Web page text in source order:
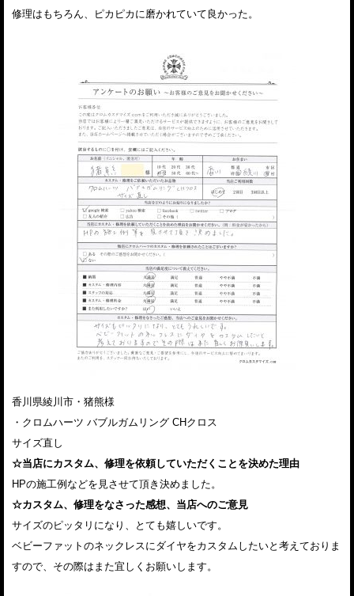
修理はもちろん、ピカピカに磨かれていて良かった。
香川県綾川市・猪熊様
・クロムハーツ バブルガムリング CHクロス
サイズ直し
☆当店にカスタム、修理を依頼していただくことを決めた理由
HPの施工例などを見させて頂き決めました。
☆カスタム、修理をなさった感想、当店へのご意見
サイズのピッタリになり、とても嬉しいです。
ベビーファットのネックレスにダイヤをカスタムしたいと考えておりま
すので、その際はまた宜しくお願いします。